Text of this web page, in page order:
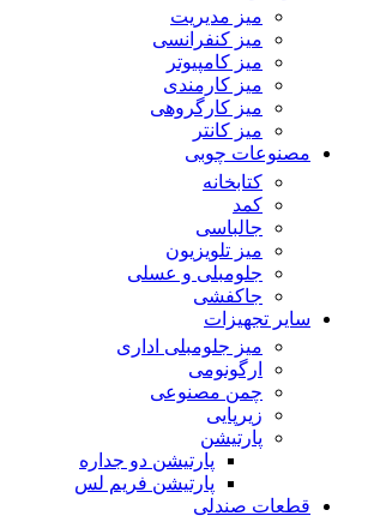
میز مدیریت
میز کنفرانسی
میز کامپیوتر
میز کارمندی
میز کارگروهی
میز کانتر
مصنوعات چوبی
کتابخانه
کمد
جالباسی
میز تلویزیون
جلومبلی و عسلی
جاکفشی
سایر تجهیزات
میز جلومبلی اداری
ارگونومی
چمن مصنوعی
زیرپایی
پارتیشن
پارتیشن دو جداره
پارتیشن فریم لس
قطعات صندلی